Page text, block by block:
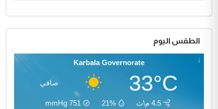
الطقس اليوم
Karbala Governorate
33°C صافي
4.5 م\ث 21%
751
mmHg